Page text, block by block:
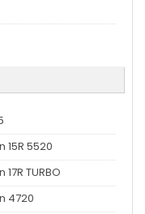
15R 5520
TURBO
4720